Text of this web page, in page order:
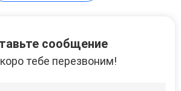
сообщение
тебе перезвоним!